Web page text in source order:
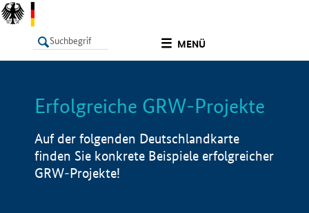
MENÜ
LISTE Info
Erfolgreiche GRW-Projekte
Auf der folgenden Deutschlandkarte
finden Sie konkrete Beispiele erfolgreicher
GRW-Projekte!